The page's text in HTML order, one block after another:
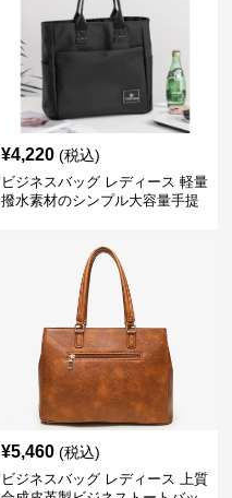
¥4,220 (税込)
ビジネスバッグ レディース 軽量
撥水素材のシンプル大容量手提
¥5,460 (税込)
ビジネスバッグ レディース 上質